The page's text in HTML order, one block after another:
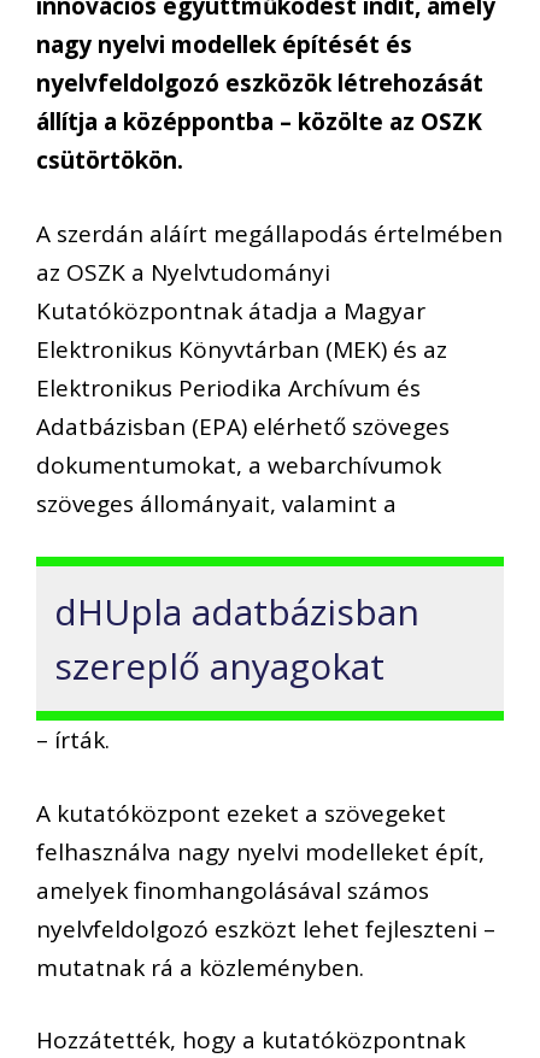
nagy nyelvi modellek építését és
nyelvfeldolgozó eszközök létrehozását
állítja a középpontba – közölte az OSZK
csütörtökön.
A szerdán aláírt megállapodás értelmében
az OSZK a Nyelvtudományi
Kutatóközpontnak átadja a Magyar
Elektronikus Könyvtárban (MEK) és az
Elektronikus Periodika Archívum és
Adatbázisban (EPA) elérhető szöveges
dokumentumokat, a webarchívumok
szöveges állományait, valamint a
dHUpla adatbázisban
szereplő anyagokat
– írták.
A kutatóközpont ezeket a szövegeket
felhasználva nagy nyelvi modelleket épít,
amelyek finomhangolásával számos
nyelvfeldolgozó eszközt lehet fejleszteni –
mutatnak rá a közleményben.
Hozzátették, hogy a kutatóközpontnak